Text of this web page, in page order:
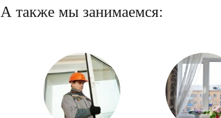
А также мы занимаемся: